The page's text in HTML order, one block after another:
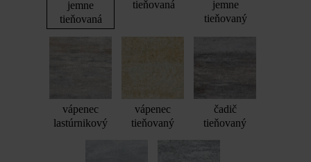
jemne
tieňovaná
tieňovaná
jemne
tieňovaný
vápenec
lastúrnikový
vápenec
tieňovaný
čadič
tieňovaný